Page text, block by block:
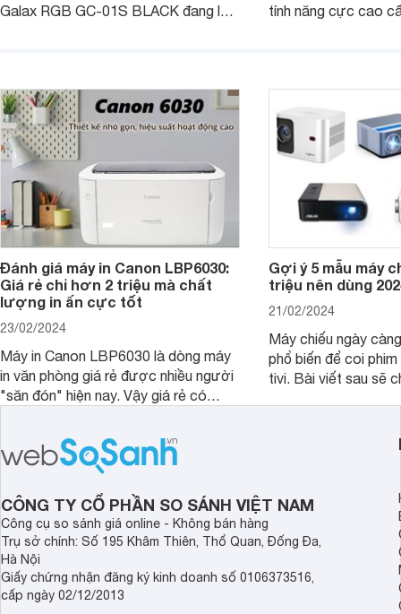
Galax RGB GC-01S BLACK đang là
tính năng cực cao
Đánh giá máy in Canon LBP6030:
Giá rẻ chỉ hơn 2 triệu mà chất
lượng in ấn cực tốt
23/02/2024
Máy in Canon LBP6030 là dòng máy
in văn phòng giá rẻ được nhiều người
"săn đón" hiện nay. Vậy giá rẻ có
không, bài viết đánh giá máy in Canon
LBP6030 dưới đây sẽ giúp bạn hiểu
Gợi ý 5 mẫu máy
triệu nên dùng
21/02/2024
Máy chiếu ngày
phổ biến để coi
tivi. Bài viết sau sẽ chia sẻ cho bạn 5
CÔNG TY CỔ PHẦN SO SÁNH VIỆT NAM
Công cụ so sánh giá online - Không bán hàng
Trụ sở chính: Số 195 Khâm Thiên, Thổ Quan, Đống Đa,
Hà Nội
Giấy chứng nhận đăng ký kinh doanh số 0106373516,
cấp ngày 02/12/2013